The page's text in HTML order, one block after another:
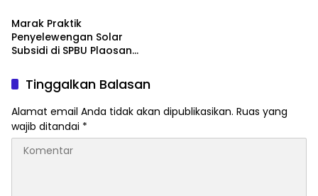
Marak Praktik
Penyelewengan Solar
Subsidi di SPBU Plaosan
Hukum Desak Kapolres
Bertindak Tegas
Tinggalkan Balasan
Alamat email Anda tidak akan dipublikasikan. Ruas yang
wajib ditandai *